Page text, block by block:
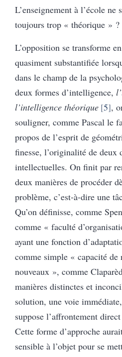
L’enseignement à l’école
toujours trop « théorique » ?
L’opposition se transforme
quasiment substantifiée
dans le champ de la
deux formes d’intelligence,
l’intelligence théorique 5 ,
souligner, comme Pascal le
propos de l’esprit de
finesse, l’originalité de deux
intellectuelles. On finit par
deux manières de procéder
problème, c’est-à-dire une
Qu’on définisse, comme
comme « faculté
ayant une fonction
comme simple « capacité de
nouveaux », comme
manières distinctes et
solution, une voie
suppose l’affrontement
Cette forme d’approche
sensible à l’objet pour se